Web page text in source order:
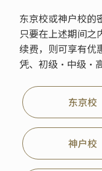
东京校或神户校的
只要在上述期间之
续费，则可享有优
凭、初级・中级・
东京校
神户校